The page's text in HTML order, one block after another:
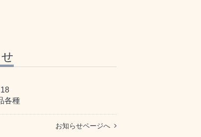
18
各種
お知らせページへ